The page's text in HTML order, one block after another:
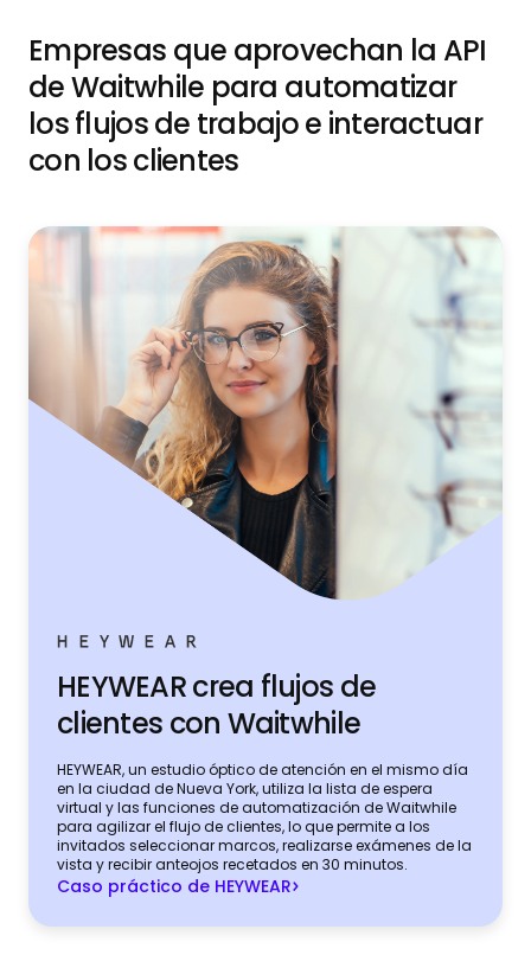
Empresas que aprovechan la API
de Waitwhile para automatizar
los flujos de trabajo e interactuar
con los clientes
HEYWEAR crea flujos de
clientes con Waitwhile
HEYWEAR, un estudio óptico de atención en el mismo día
en la ciudad de Nueva York, utiliza la lista de espera
virtual y las funciones de automatización de Waitwhile
para agilizar el flujo de clientes, lo que permite a los
invitados seleccionar marcos, realizarse exámenes de la
vista y recibir anteojos recetados en 30 minutos.
Caso práctico de HEYWEAR